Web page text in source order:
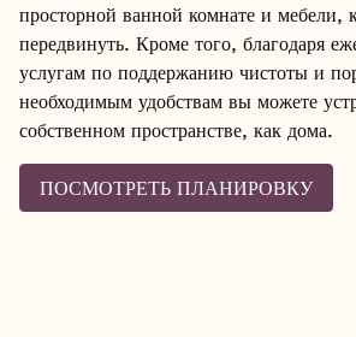
просторной ванной комнате и мебели,
передвинуть. Кроме того, благодаря
услугам по поддержанию чистоты и
необходимым удобствам вы можете
собственном пространстве, как дома.
ПОСМОТРЕТЬ ПЛАНИРОВКУ